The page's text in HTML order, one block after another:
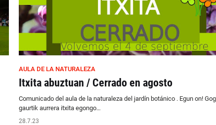
AULA DE LA NATURALEZA
Itxita abuztuan / Cerrado en agosto
Comunicado del aula de la naturaleza del jardín botánico . Egun on!
gaurtik aurrera itxita egongo…
28.7.23